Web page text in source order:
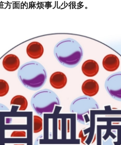
方面的麻烦事儿少很多。